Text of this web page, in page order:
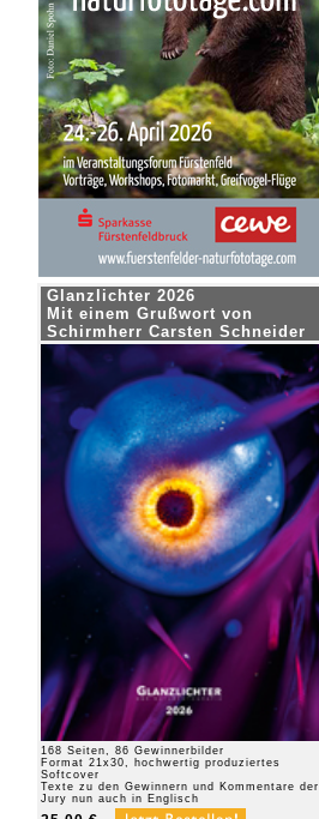
Glanzlichter 2026
Mit einem Grußwort von
Schirmherr Carsten Schneider
168 Seiten, 86 Gewinnerbilder
Format 21x30, hochwertig produziertes
Softcover
Texte zu den Gewinnern und Kommentare der
Jury nun auch in Englisch